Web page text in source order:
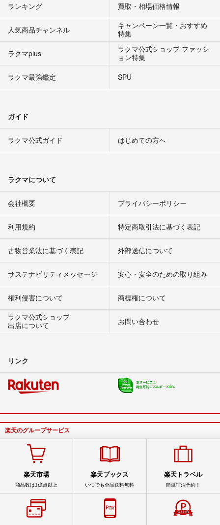
ランキング 買取・相場価格情報
人気商品チャンネル
キャンペーン一覧・おすすめ
特集
ラクマplus
ラクマ公式ショップ ファッシ
ョン特集
ラクマ最強鑑定
SPU
ガイド
ラクマ公式ガイド はじめての方へ
ラクマについて
会社概要 プライバシーポリシー
利用規約 特定商取引法に基づく表記
古物営業法に基づく表記 外部送信について
サステナビリティメッセージ 安心・安全のための取り組み
権利侵害について
商標権について
ラクマ公式ショップ
出店について
お問い合わせ
リンク
楽天のグループサービス
楽天市場
商品数は1億点以上
楽天ブックス
いつでも全品送料無料
楽天トラベル
簡単宿泊予約！